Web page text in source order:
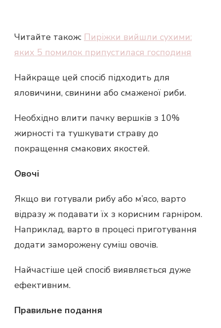
Читайте також: Пиріжки вийшли сухими:
яких 5 помилок припустилася господиня
Найкраще цей спосіб підходить для
яловичини, свинини або смаженої риби.
Необхідно влити пачку вершків з 10%
жирності та тушкувати страву до
покращення смакових якостей.
Овочі
Якщо ви готували рибу або м’ясо, варто
відразу ж подавати їх з корисним гарніром.
Наприклад, варто в процесі приготування
додати заморожену суміш овочів.
Найчастіше цей спосіб виявляється дуже
ефективним.
Правильне подання